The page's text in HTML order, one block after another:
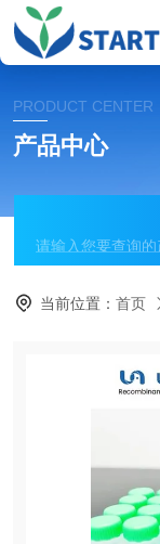
PRODUCT CENTER
产品中心
当前位置：首页